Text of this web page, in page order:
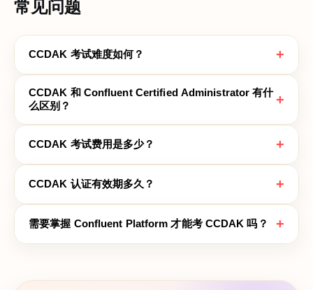
常见问题
CCDAK 考试难度如何？ +
CCDAK 和 Confluent Certified Administrator 有什
么区别？
+
CCDAK 考试费用是多少？ +
CCDAK 认证有效期多久？ +
需要掌握 Confluent Platform 才能考 CCDAK 吗？ +